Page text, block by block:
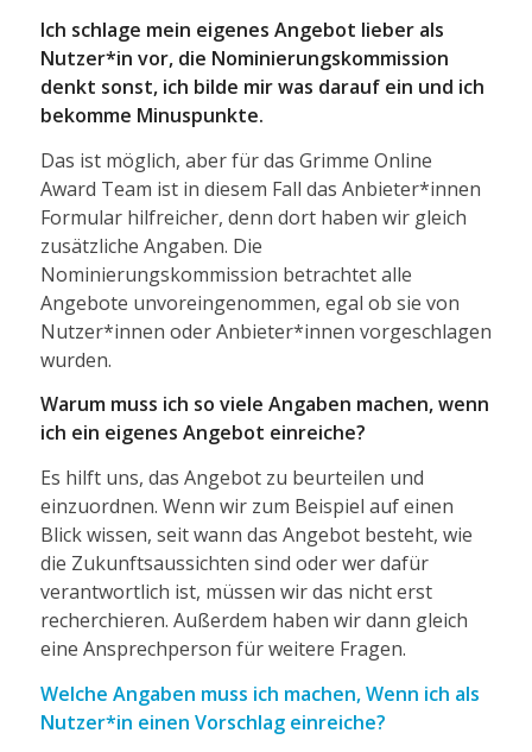
Ich schlage mein eigenes Angebot lieber als
Nutzer*in vor, die Nominierungskommission
denkt sonst, ich bilde mir was darauf ein und ich
bekomme Minuspunkte.
Das ist möglich, aber für das Grimme Online
Award Team ist in diesem Fall das Anbieter*innen
Formular hilfreicher, denn dort haben wir gleich
zusätzliche Angaben. Die
Nominierungskommission betrachtet alle
Angebote unvoreingenommen, egal ob sie von
Nutzer*innen oder Anbieter*innen vorgeschlagen
wurden.
Warum muss ich so viele Angaben machen, wenn
ich ein eigenes Angebot einreiche?
Es hilft uns, das Angebot zu beurteilen und
einzuordnen. Wenn wir zum Beispiel auf einen
Blick wissen, seit wann das Angebot besteht, wie
die Zukunftsaussichten sind oder wer dafür
verantwortlich ist, müssen wir das nicht erst
recherchieren. Außerdem haben wir dann gleich
eine Ansprechperson für weitere Fragen.
Welche Angaben muss ich machen, Wenn ich als
Nutzer*in einen Vorschlag einreiche?